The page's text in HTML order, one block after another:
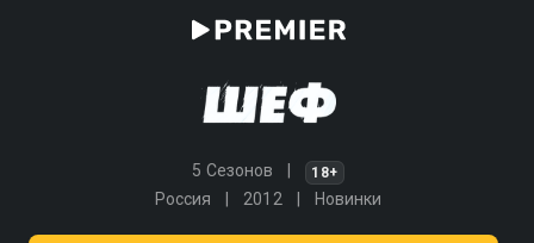
5 Сезонов 18+
Россия 2012 Новинки